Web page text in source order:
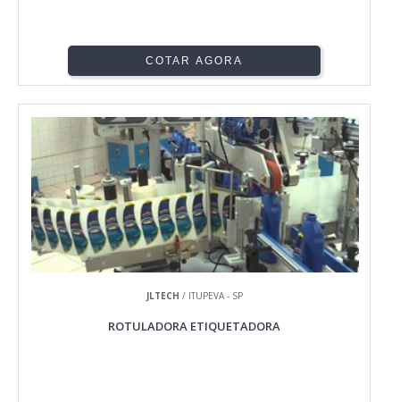
COTAR AGORA
JLTECH / ITUPEVA - SP
ROTULADORA ETIQUETADORA